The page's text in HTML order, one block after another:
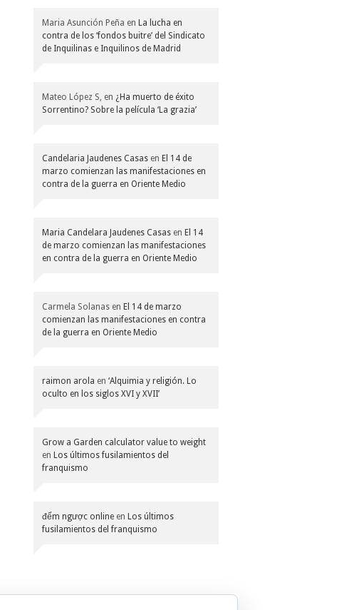
Maria Asunción Peña en La lucha en
contra de los ‘fondos buitre’ del Sindicato
de Inquilinas e Inquilinos de Madrid
Mateo López S, en ¿Ha muerto de éxito
Sorrentino? Sobre la película ‘La grazia’
Candelaria Jaudenes Casas en El 14 de
marzo comienzan las manifestaciones en
contra de la guerra en Oriente Medio
Maria Candelara Jaudenes Casas en El 14
de marzo comienzan las manifestaciones
en contra de la guerra en Oriente Medio
Carmela Solanas en El 14 de marzo
comienzan las manifestaciones en contra
de la guerra en Oriente Medio
raimon arola en ‘Alquimia y religión. Lo
oculto en los siglos XVI y XVII’
Grow a Garden calculator value to weight
en Los últimos fusilamientos del
franquismo
đếm ngược online en Los últimos
fusilamientos del franquismo